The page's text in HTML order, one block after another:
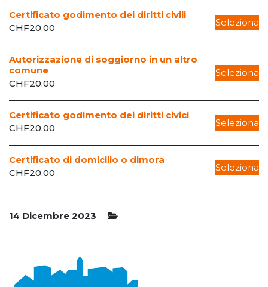
Certificato godimento dei diritti civili
CHF20.00 Seleziona
Autorizzazione di soggiorno in un altro
comune
CHF20.00
Seleziona
Certificato godimento dei diritti civici
CHF20.00 Seleziona
Certificato di domicilio o dimora
CHF20.00 Seleziona
14 Dicembre 2023